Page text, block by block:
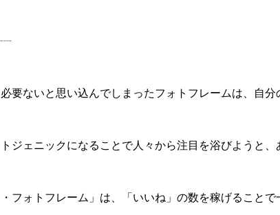
要ないと思い込んでしまったフォトフレームは、自分
ジェニックになることで人々から注目を浴びようと、
・フォトフレーム」は、「いいね」の数を稼げること